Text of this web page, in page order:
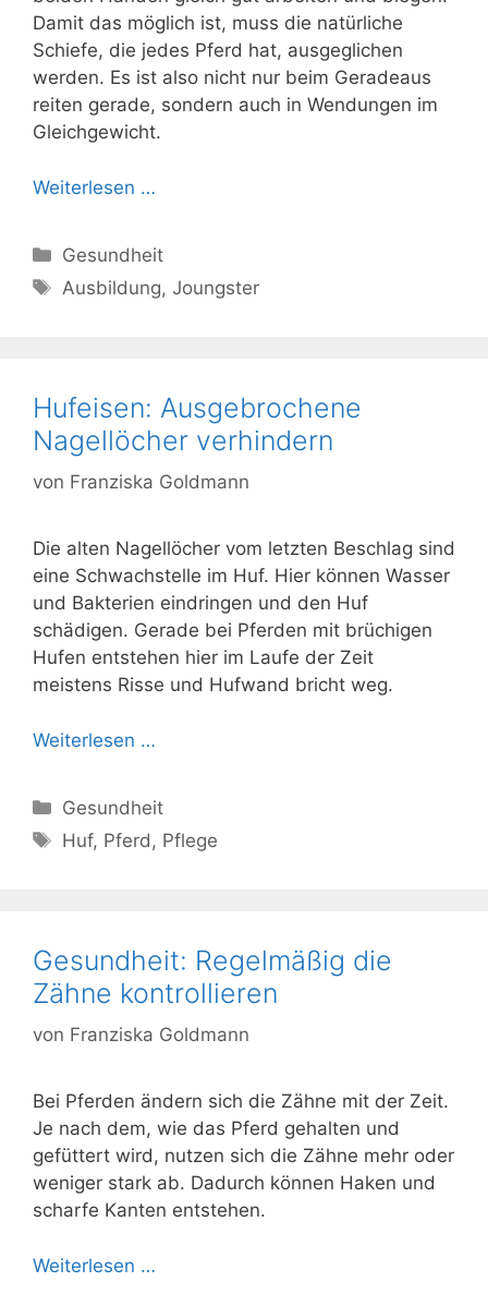
Damit das möglich ist, muss die natürliche
Schiefe, die jedes Pferd hat, ausgeglichen
werden. Es ist also nicht nur beim Geradeaus
reiten gerade, sondern auch in Wendungen im
Gleichgewicht.
Weiterlesen …
Kategorien
Gesundheit
Schlagwörter
Ausbildung,Joungster
Hufeisen: Ausgebrochene
Nagellöcher verhindern
von Franziska Goldmann
Die alten Nagellöcher vom letzten Beschlag sind
eine Schwachstelle im Huf. Hier können Wasser
und Bakterien eindringen und den Huf
schädigen. Gerade bei Pferden mit brüchigen
Hufen entstehen hier im Laufe der Zeit
meistens Risse und Hufwand bricht weg.
Weiterlesen …
Kategorien
Gesundheit
Schlagwörter
Huf, Pferd , Pflege
Gesundheit: Regelmäßig die
Zähne kontrollieren
von Franziska Goldmann
Bei Pferden ändern sich die Zähne mit der Zeit.
Je nach dem, wie das Pferd gehalten und
gefüttert wird, nutzen sich die Zähne mehr oder
weniger stark ab. Dadurch können Haken und
scharfe Kanten entstehen.
Weiterlesen …